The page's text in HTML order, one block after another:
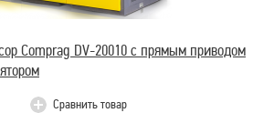
Comprag DV-20010 с прямым приводом
Сравнить товар